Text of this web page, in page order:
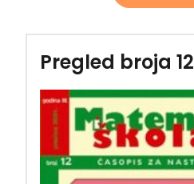
Pregled broja 12